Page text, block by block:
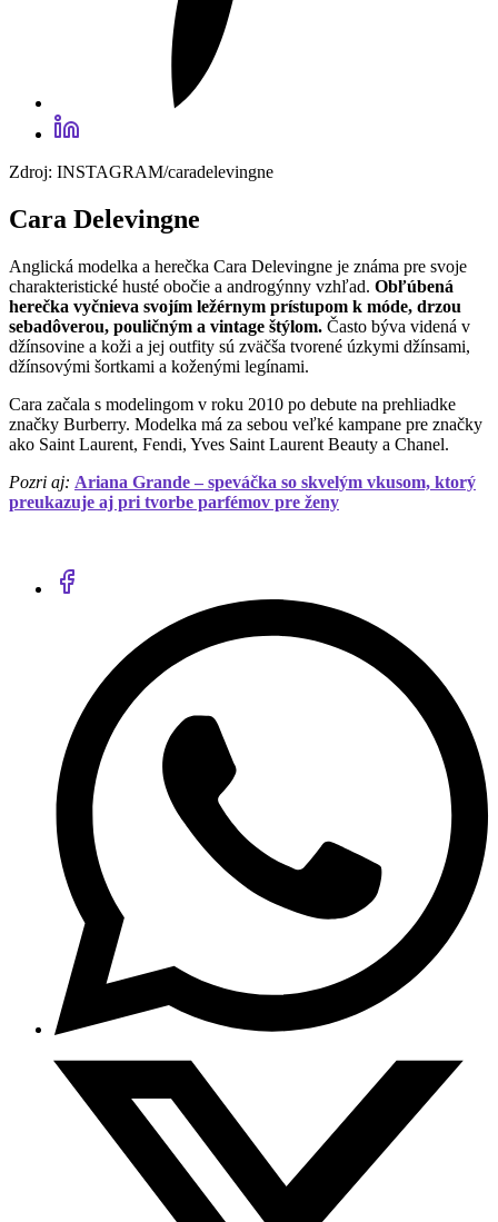
Zdroj: INSTAGRAM/caradelevingne
Cara Delevingne
Anglická modelka a herečka Cara Delevingne je známa pre svoje
charakteristické husté obočie a androgýnny vzhľad. Obľúbená
herečka vyčnieva svojím ležérnym prístupom k móde, drzou
sebadôverou, pouličným a vintage štýlom. Často býva videná v
džínsovine a koži a jej outfity sú zväčša tvorené úzkymi džínsami,
džínsovými šortkami a koženými legínami.
Cara začala s modelingom v roku 2010 po debute na prehliadke
značky Burberry. Modelka má za sebou veľké kampane pre značky
ako Saint Laurent, Fendi, Yves Saint Laurent Beauty a Chanel.
Pozri aj: Ariana Grande – speváčka so skvelým vkusom, ktorý
preukazuje aj pri tvorbe parfémov pre ženy